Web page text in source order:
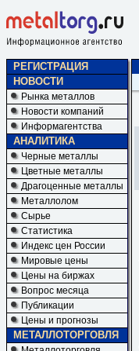
РЕГИСТРАЦИЯ
НОВОСТИ
Рынка металлов
Новости компаний
Информагентства
АНАЛИТИКА
Черные металлы
Цветные металлы
Драгоценные металлы
Металлолом
Сырье
Статистика
Индекс цен России
Мировые цены
Цены на биржах
Вопрос месяца
Публикации
Цены и прогнозы
МЕТАЛЛОТОРГОВЛЯ